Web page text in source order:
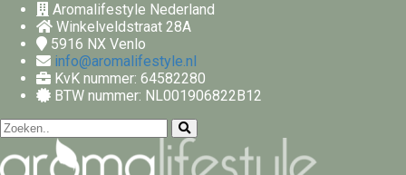
Aromalifestyle Nederland
Winkelveldstraat 28A
5916 NX Venlo
info@aromalifestyle.nl
KvK nummer: 64582280
BTW nummer: NL001906822B12